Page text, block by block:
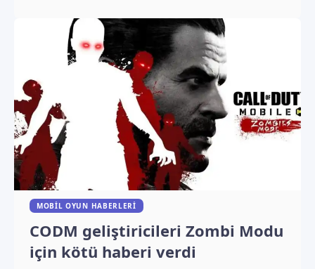
MOBIL OYUN HABERLERI
CODM geliştiricileri Zombi Modu
için kötü haberi verdi